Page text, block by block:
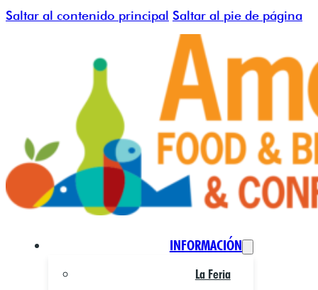
Saltar al contenido principal Saltar al pie de página
INFORMACIÓN
La Feria